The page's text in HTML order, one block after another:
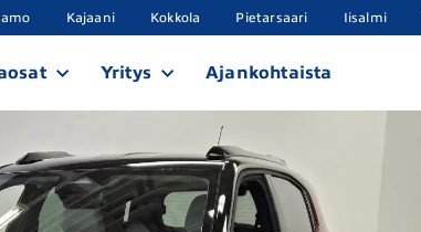
Kajaani Kokkola Pietarsaari Iisalmi
Yritys Ajankohtaista